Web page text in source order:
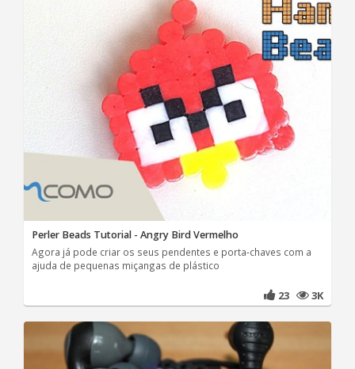
Perler Beads Tutorial - Angry Bird Vermelho
Agora já pode criar os seus pendentes e porta-chaves com a
ajuda de pequenas miçangas de plástico
23 3K